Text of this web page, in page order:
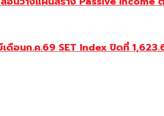
ดือนก.ค.69 SET Index ปิดที่